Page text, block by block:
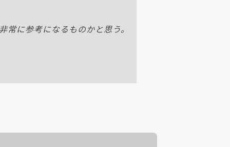
に参考になるものかと思う。